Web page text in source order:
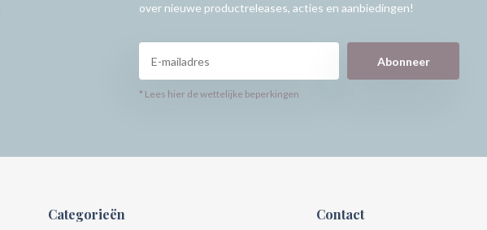
over nieuwe productreleases, acties en aanbiedingen!
Abonneer
* Lees hier de wettelijke beperkingen
Categorieën Contact